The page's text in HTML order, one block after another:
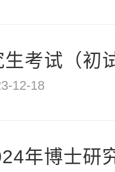
考试（初
12-18
年博士研